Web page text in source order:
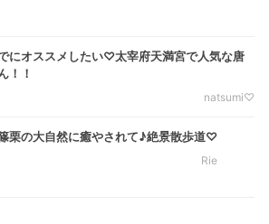
にオススメしたい♡太宰府天満宮で人気な唐
！！
natsumi♡
篠栗の大自然に癒やされて♪絶景散歩道♡
Rie